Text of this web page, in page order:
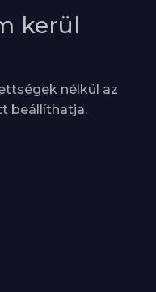
kerül
nélkül az
beállíthatja.